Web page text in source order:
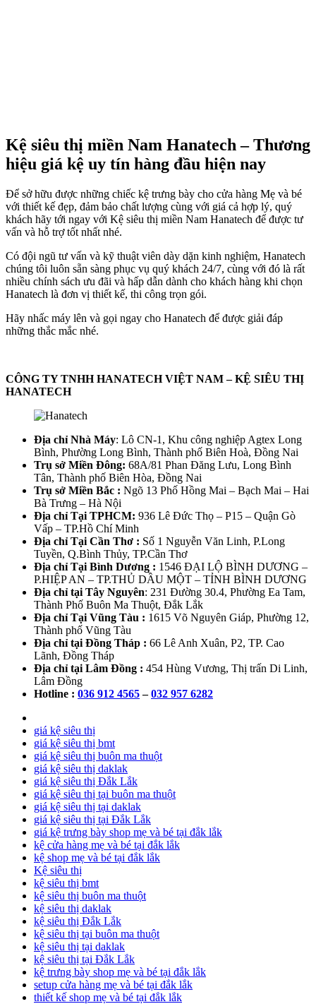
Kệ siêu thị miền Nam Hanatech – Thương
hiệu giá kệ uy tín hàng đầu hiện nay
Để sở hữu được những chiếc kệ trưng bày cho cửa hàng Mẹ và bé
với thiết kế đẹp, đảm bảo chất lượng cùng với giá cả hợp lý, quý
khách hãy tới ngay với Kệ siêu thị miền Nam Hanatech để được tư
vấn và hỗ trợ tốt nhất nhé.
Có đội ngũ tư vấn và kỹ thuật viên dày dặn kinh nghiệm, Hanatech
chúng tôi luôn sẵn sàng phục vụ quý khách 24/7, cùng với đó là rất
nhiều chính sách ưu đãi và hấp dẫn dành cho khách hàng khi chọn
Hanatech là đơn vị thiết kế, thi công trọn gói.
Hãy nhấc máy lên và gọi ngay cho Hanatech để được giải đáp
những thắc mắc nhé.
CÔNG TY TNHH HANATECH VIỆT NAM – KỆ SIÊU THỊ
HANATECH
Địa chỉ Nhà Máy: Lô CN-1, Khu công nghiệp Agtex Long
Bình, Phường Long Bình, Thành phố Biên Hoà, Đồng Nai
Trụ sở Miền Đông: 68A/81 Phan Đăng Lưu, Long Bình
Tân, Thành phố Biên Hòa, Đồng Nai
Trụ sở Miền Bắc : Ngõ 13 Phố Hồng Mai – Bạch Mai – Hai
Bà Trưng – Hà Nội
Địa chỉ Tại TPHCM: 936 Lê Đức Thọ – P15 – Quận Gò
Vấp – TP.Hồ Chí Minh
Địa chỉ Tại Cần Thơ : Số 1 Nguyễn Văn Linh, P.Long
Tuyền, Q.Bình Thủy, TP.Cần Thơ
Địa chỉ Tại Bình Dương : 1546 ĐẠI LỘ BÌNH DƯƠNG –
P.HIỆP AN – TP.THỦ DẦU MỘT – TỈNH BÌNH DƯƠNG
Địa chỉ tại Tây Nguyên: 231 Đường 30.4, Phường Ea Tam,
Thành Phố Buôn Ma Thuột, Đắk Lắk
Địa chỉ Tại Vũng Tàu : 1615 Võ Nguyên Giáp, Phường 12,
Thành phố Vũng Tàu
Địa chỉ tại Đồng Tháp : 66 Lê Anh Xuân, P2, TP. Cao
Lãnh, Đồng Tháp
Địa chỉ tại Lâm Đồng : 454 Hùng Vương, Thị trấn Di Linh,
Lâm Đồng
Hotline : 036 912 4565–032 957 6282
giá kệ siêu thị
giá kệ siêu thị bmt
giá kệ siêu thị buôn ma thuột
giá kệ siêu thị daklak
giá kệ siêu thị Đắk Lắk
giá kệ siêu thị tại buôn ma thuột
giá kệ siêu thị tại daklak
giá kệ siêu thị tại Đắk Lắk
giá kệ trưng bày shop mẹ và bé tại đắk lắk
kệ cửa hàng mẹ và bé tại đắk lắk
kệ shop mẹ và bé tại đắk lắk
Kệ siêu thị
kệ siêu thị bmt
kệ siêu thị buôn ma thuột
kệ siêu thị daklak
kệ siêu thị Đắk Lắk
kệ siêu thị tại buôn ma thuột
kệ siêu thị tại daklak
kệ siêu thị tại Đắk Lắk
kệ trưng bày shop mẹ và bé tại đắk lắk
setup cửa hàng mẹ và bé tại đắk lắk
thiết kế shop mẹ và bé tại đắk lắk